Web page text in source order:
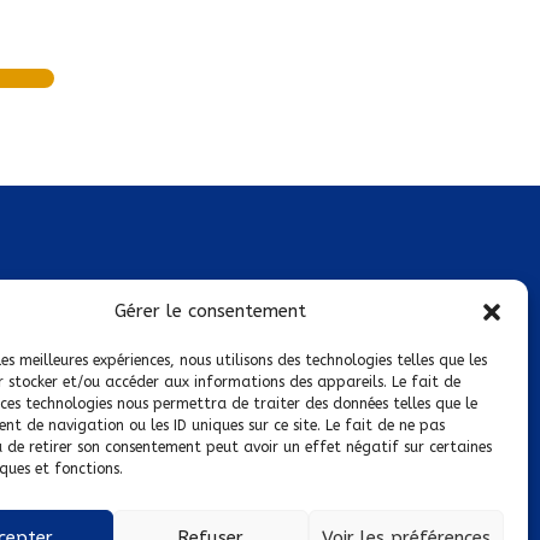
Gérer le consentement
meilleures expériences, nous utilisons des technologies telles que les
stocker et/ou accéder aux informations des appareils. Le fait de
technologies nous permettra de traiter des données telles que le
de navigation ou les ID uniques sur ce site. Le fait de ne pas
de retirer son consentement peut avoir un effet négatif sur certaines
et fonctions.
de confidentialité
de cookies
suivre sur :